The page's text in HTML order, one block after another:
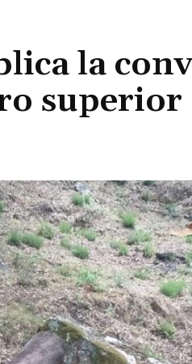
la
superior